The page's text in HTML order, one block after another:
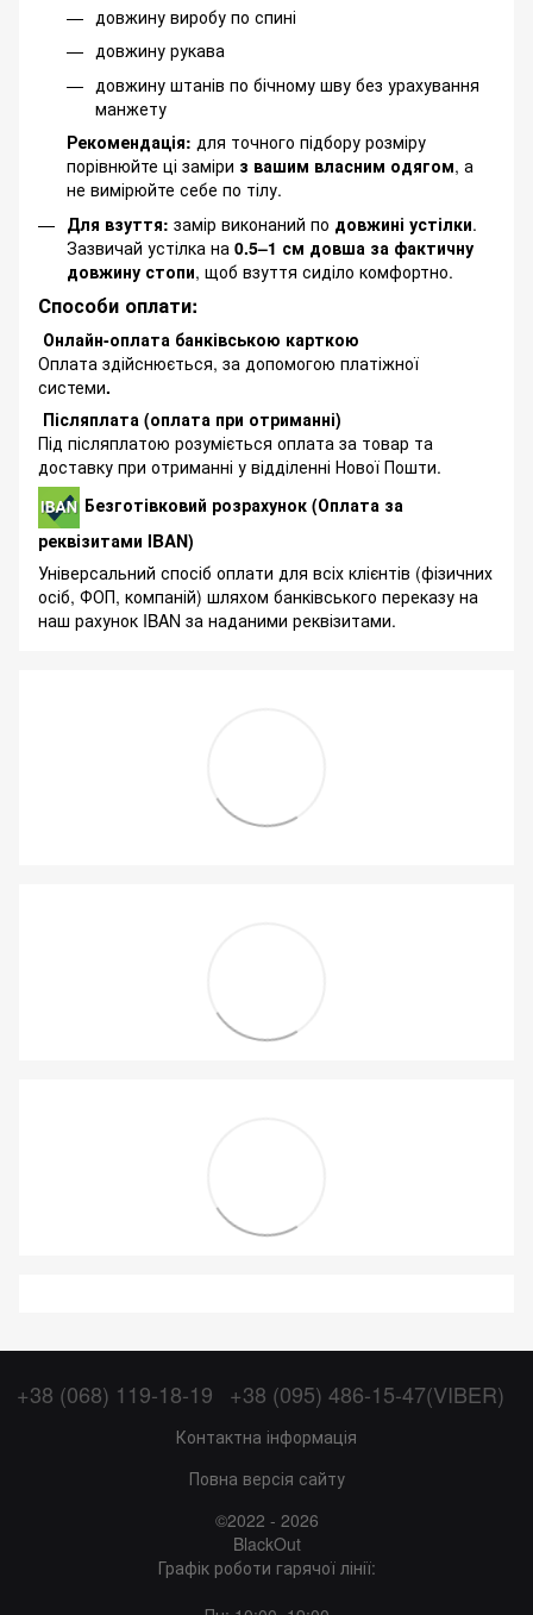
довжину виробу по спині
довжину рукава
довжину штанів по бічному шву без урахування
манжету
Рекомендація: для точного підбору розміру
порівнюйте ці заміри з вашим власним одягом, а
не вимірюйте себе по тілу.
Для взуття: замір виконаний по довжині устілки.
Зазвичай устілка на 0.5–1 см довша за фактичну
довжину стопи, щоб взуття сиділо комфортно.
Способи оплати:
Онлайн-оплата банківською карткою
Оплата здійснюється, за допомогою платіжної
системи.
Післяплата (оплата при отриманні)
Під післяплатою розуміється оплата за товар та
доставку при отриманні у відділенні Нової Пошти.
Безготівковий розрахунок (Оплата за
реквізитами IBAN)
Універсальний спосіб оплати для всіх клієнтів (фізичних
осіб, ФОП, компаній) шляхом банківського переказу на
наш рахунок IBAN за наданими реквізитами.
+38 (068) 119-18-19 +38 (095) 486-15-47(VIBER)
Контактна інформація
Повна версія сайту
©2022 - 2026
BlackOut
Графік роботи гарячої лінії: